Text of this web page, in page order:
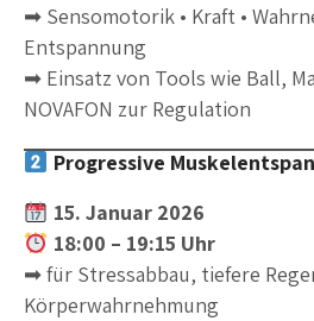
➡ Sensomotorik • Kraft •
Entspannung
➡ Einsatz von Tools wie Ball,
NOVAFON zur Regulation
Progressive
15. Januar 2026
18:00 – 19:15 Uhr
➡ für Stressabbau, tiefere
Körperwahrnehmung